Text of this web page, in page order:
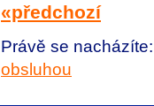
«předchozí
Právě se
obsluhou